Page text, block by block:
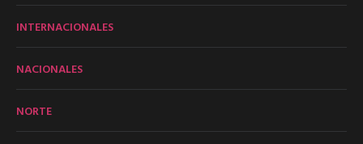
INTERNACIONALES
NACIONALES
NORTE